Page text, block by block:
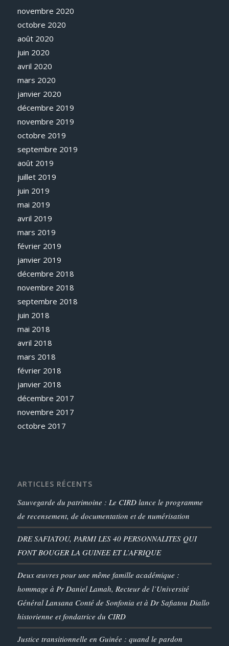
novembre 2020
octobre 2020
août 2020
juin 2020
avril 2020
mars 2020
janvier 2020
décembre 2019
novembre 2019
octobre 2019
septembre 2019
août 2019
juillet 2019
juin 2019
mai 2019
avril 2019
mars 2019
février 2019
janvier 2019
décembre 2018
novembre 2018
septembre 2018
juin 2018
mai 2018
avril 2018
mars 2018
février 2018
janvier 2018
décembre 2017
novembre 2017
octobre 2017
ARTICLES RÉCENTS
Sauvegarde du patrimoine : Le CIRD lance le programme
de recensement, de documentation et de numérisation
DRE SAFIATOU, PARMI LES 40 PERSONNALITES QUI
FONT BOUGER LA GUINEE ET L’AFRIQUE
Deux œuvres pour une même famille académique :
hommage à Pr Daniel Lamah, Recteur de l’Université
Général Lansana Conté de Sonfonia et à Dr Safiatou Diallo
historienne et fondatrice du CIRD
Justice transitionnelle en Guinée : quand le pardon